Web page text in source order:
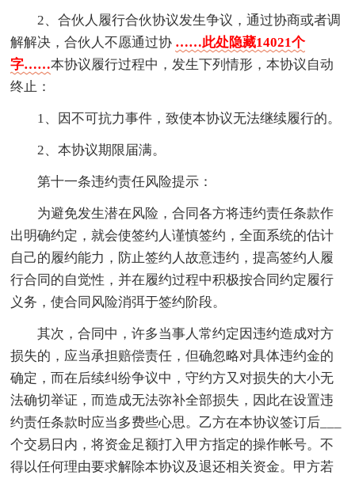
2、合伙人履行合伙协议发生争议，通过协商或者调
解解决，合伙人不愿通过协 ……此处隐藏14021个
字……本协议履行过程中，发生下列情形，本协议自动
终止：
1、因不可抗力事件，致使本协议无法继续履行的。
2、本协议期限届满。
第十一条违约责任风险提示：
为避免发生潜在风险，合同各方将违约责任条款作
出明确约定，就会使签约人谨慎签约，全面系统的估计
自己的履约能力，防止签约人故意违约，提高签约人履
行合同的自觉性，并在履约过程中积极按合同约定履行
义务，使合同风险消弭于签约阶段。
其次，合同中，许多当事人常约定因违约造成对方
损失的，应当承担赔偿责任，但确忽略对具体违约金的
确定，而在后续纠纷争议中，守约方又对损失的大小无
法确切举证，而造成无法弥补全部损失，因此在设置违
约责任条款时应当多费些心思。乙方在本协议签订后___
个交易日内，将资金足额打入甲方指定的操作帐号。不
得以任何理由要求解除本协议及退还相关资金。甲方若